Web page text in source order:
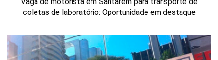
coletas de laboratório: Oportunidade em destaque